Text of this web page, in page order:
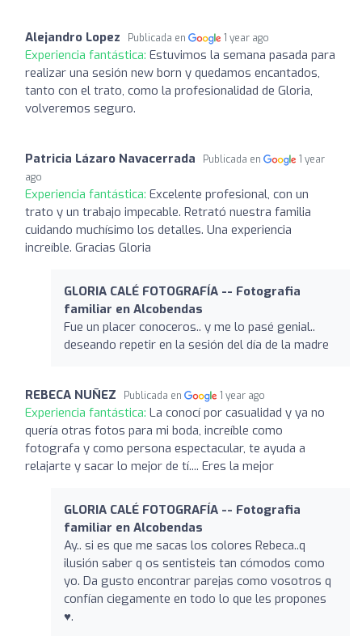
Alejandro Lopez Publicada en 1 year ago
Experiencia fantástica: Estuvimos la semana pasada para
realizar una sesión new born y quedamos encantados,
tanto con el trato, como la profesionalidad de Gloria,
volveremos seguro.
Patricia Lázaro Navacerrada Publicada en
1 year
ago
Experiencia fantástica: Excelente profesional, con un
trato y un trabajo impecable. Retrató nuestra familia
cuidando muchísimo los detalles. Una experiencia
increíble. Gracias Gloria
GLORIA CALÉ FOTOGRAFÍA -- Fotografia
familiar en Alcobendas
Fue un placer conoceros.. y me lo pasé genial..
deseando repetir en la sesión del día de la madre
REBECA NUÑEZ Publicada en 1 year ago
Experiencia fantástica: La conocí por casualidad y ya no
quería otras fotos para mi boda, increíble como
fotografa y como persona espectacular, te ayuda a
relajarte y sacar lo mejor de tí.... Eres la mejor
GLORIA CALÉ FOTOGRAFÍA -- Fotografia
familiar en Alcobendas
Ay.. si es que me sacas los colores Rebeca..q
ilusión saber q os sentisteis tan cómodos como
yo. Da gusto encontrar parejas como vosotros q
confían ciegamente en todo lo que les propones
♥️.